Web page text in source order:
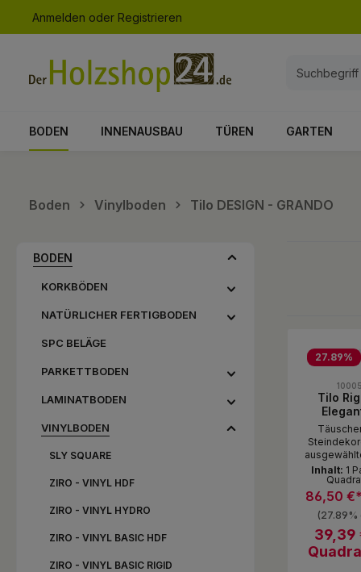
Zur Hauptnavigation springen
Anmelden oder Registrieren
BODEN INNENAUSBAU TÜREN GARTEN
Boden Vinylboden Tilo DESIGN - GRANDO
BODEN
KORKBÖDEN
NATÜRLICHER FERTIGBODEN
SPC BELÄGE
PARKETTBODEN
LAMINATBODEN
VINYLBODEN
SLY SQUARE
ZIRO - VINYL HDF
ZIRO - VINYL HYDRO
ZIRO - VINYL BASIC HDF
ZIRO - VINYL BASIC RIGID
27.89%
Tilo
(4V)
PLUS
von hell
überzeugt
mit seiner
und
in jeder
eine
39,39
86,50 €*
(27.89%
Inhalt: 1